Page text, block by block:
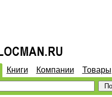
Книги Компании Товары